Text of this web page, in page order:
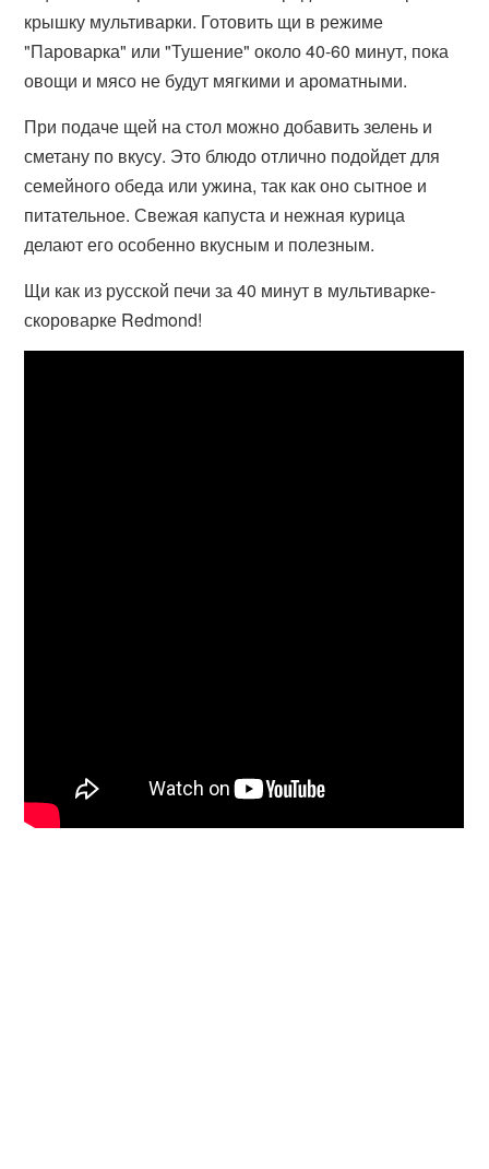
крышку мультиварки. Готовить щи в режиме
"Пароварка" или "Тушение" около 40-60 минут, пока
овощи и мясо не будут мягкими и ароматными.
При подаче щей на стол можно добавить зелень и
сметану по вкусу. Это блюдо отлично подойдет для
семейного обеда или ужина, так как оно сытное и
питательное. Свежая капуста и нежная курица
делают его особенно вкусным и полезным.
Щи как из русской печи за 40 минут в мультиварке-
скороварке Redmond!